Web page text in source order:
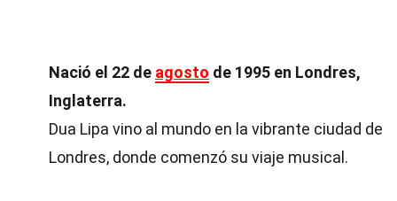
Nació el 22 de agosto de 1995 en Londres,
Inglaterra.
Dua Lipa vino al mundo en la vibrante ciudad de
Londres, donde comenzó su viaje musical.